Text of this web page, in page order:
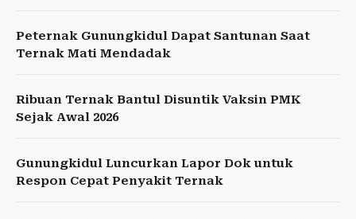
Peternak Gunungkidul Dapat Santunan Saat
Ternak Mati Mendadak
Ribuan Ternak Bantul Disuntik Vaksin PMK
Sejak Awal 2026
Gunungkidul Luncurkan Lapor Dok untuk
Respon Cepat Penyakit Ternak